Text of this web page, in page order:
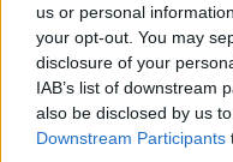
us or personal
your opt-out. You may
disclosure of your
IAB’s list of downstream
also be disclosed by us
Downstream Participants
FISICHE
Un piccolo ma
Quelleattivate sulla
consueto logo
Fastweb+Vodafone.